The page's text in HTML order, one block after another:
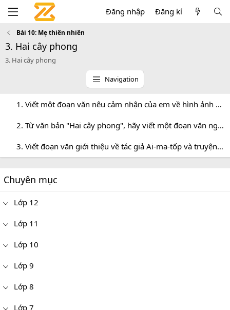
Đăng nhập Đăng kí
Bài 10: Mẹ thiên nhiên
3. Hai cây phong
3. Hai cây phong
Navigation
1. Viết một đoạn văn nêu cảm nhận của em về hình ảnh hai cây phong
2. Từ văn bản "Hai cây phong", hãy viết một đoạn văn ngắn (khoảng 7 - 10 câu) về tình yêu quê hương
3. Viết đoạn văn giới thiệu về tác giả Ai-ma-tốp và truyện ngắn “Hai cây phong”
Chuyên mục
Lớp 12
Lớp 11
Lớp 10
Lớp 9
Lớp 8
Lớp 7